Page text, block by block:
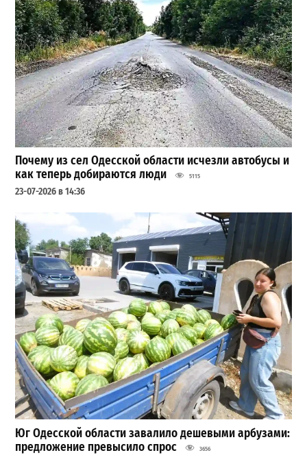
Почему из сел Одесской области исчезли автобусы и
как теперь добираются люди
5115
23-07-2026 в 14:36
Юг Одесской области завалило дешевыми арбузами:
предложение превысило спрос
3656